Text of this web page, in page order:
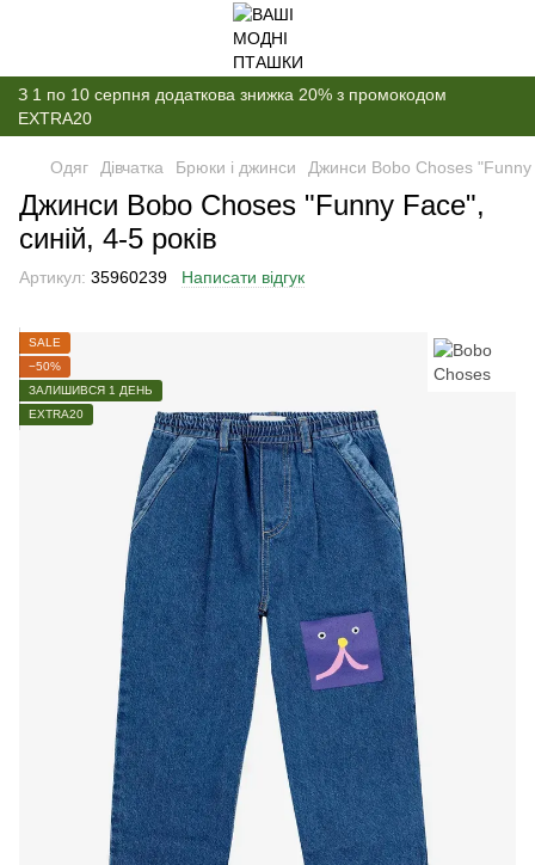
З 1 по 10 серпня додаткова знижка 20% з промокодом
EXTRA20
Одяг Дівчатка Брюки і джинси Джинси Bobo Choses "Funny
Джинси Bobo Choses "Funny Face",
синій, 4-5 років
Артикул: 35960239 Написати відгук
SALE
−50%
ЗАЛИШИВСЯ 1 ДЕНЬ
EXTRA20